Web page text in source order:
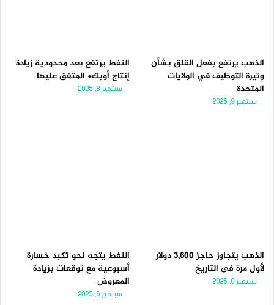
الذهب يرتفع بفعل القلق بشأن
وتيرة التوظيف في الولايات
المتحدة
سبتمبر 9, 2025
النفط يرتفع بعد محدودية زيادة
إنتاج أوبك+ المتفق عليها
سبتمبر 8, 2025
الذهب يتجاوز حاجز 3,600 دولار
لأول مرة فى التاريخ
سبتمبر 8, 2025
النفط يتجه نحو تكبد خسارة
أسبوعية مع توقعات بزيادة
المعروض
سبتمبر 6, 2025